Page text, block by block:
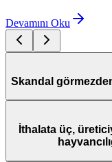
Devamını Oku
Skandal
İthalata üç,